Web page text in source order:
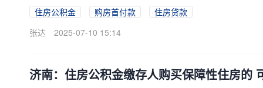
住房公积金 购房首付款
住房贷款
张达
2025-07-10 15:14
济南：住房公积金缴存人购买保障性住房的